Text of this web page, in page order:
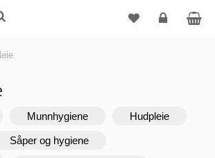
Munnhygiene Hudpleie
Såper og hygiene